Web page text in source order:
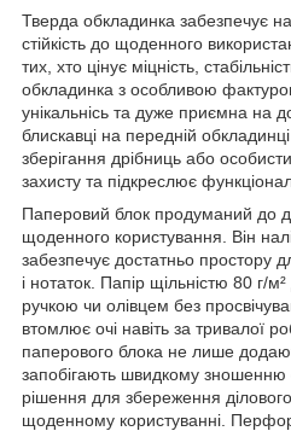
Тверда обкладинка забезпечує
стійкість до щоденного
тих, хто цінує міцність,
обкладинка з особливою
унікальнісь та дуже приємна на
блискавці на передній
зберігання дрібниць або
захисту та підкреслює
Паперовий блок продуманий до
щоденного користування. Він
забезпечує достатньо простору
і нотаток. Папір щільністю 80 г/
ручкою чи олівцем без
втомлює очі навіть за тривалої
паперового блока не лише
запобігають швидкому зношенню
рішення для збереження
щоденному користуванні.